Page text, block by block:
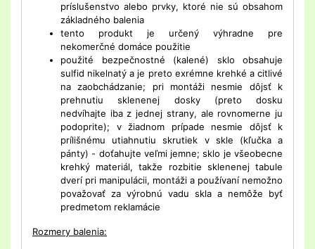
príslušenstvo alebo prvky, ktoré nie sú obsahom
základného balenia
tento produkt je určený výhradne pre
nekomerčné domáce použitie
použité bezpečnostné (kalené) sklo obsahuje
sulfid nikelnatý a je preto exrémne krehké a citlivé
na zaobchádzanie; pri montáži nesmie dôjsť k
prehnutiu sklenenej dosky (preto dosku
nedvíhajte iba z jednej strany, ale rovnomerne ju
podoprite); v žiadnom prípade nesmie dôjsť k
prílišnému utiahnutiu skrutiek v skle (kľučka a
pánty) - doťahujte veľmi jemne; sklo je všeobecne
krehký materiál, takže rozbitie sklenenej tabule
dverí pri manipulácii, montáži a používaní nemožno
považovať za výrobnú vadu skla a nemôže byť
predmetom reklamácie
Rozmery balenia: